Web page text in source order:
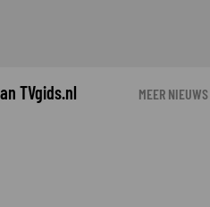
TVgids.nl MEER NIEUWS